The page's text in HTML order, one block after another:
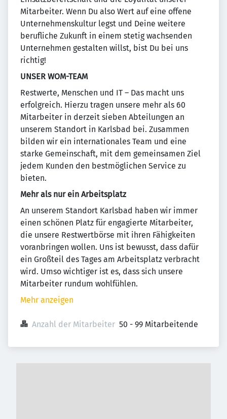
Mitarbeiter. Wenn Du also Wert auf eine offene
Unternehmenskultur legst und Deine weitere
berufliche Zukunft in einem stetig wachsenden
Unternehmen gestalten willst, bist Du bei uns
richtig!
UNSER WOM-TEAM
Restwerte, Menschen und IT – Das macht uns
erfolgreich. Hierzu tragen unsere mehr als 60
Mitarbeiter in derzeit sieben Abteilungen an
unserem Standort in Karlsbad bei. Zusammen
bilden wir ein internationales Team und eine
starke Gemeinschaft, mit dem gemeinsamen Ziel
jedem Kunden den bestmöglichen Service zu
bieten.
Mehr als nur ein Arbeitsplatz
An unserem Standort Karlsbad haben wir immer
einen schönen Platz für engagierte Mitarbeiter,
die unsere Restwertbörse mit ihren Fähigkeiten
voranbringen wollen. Uns ist bewusst, dass dafür
ein Großteil des Tages am Arbeitsplatz verbracht
wird. Umso wichtiger ist es, dass sich unsere
Mitarbeiter rundum wohlfühlen.
Mehr anzeigen
Anzahl der Mitarbeiter 50 - 99 Mitarbeitende